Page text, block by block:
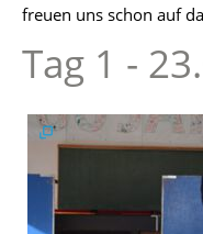
ChurchNight
2019
Jahre
CVJM
Jungscharfreizeit
2019
freuen uns schon auf
Tag 1 -